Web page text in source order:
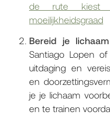
de rute kiest
moeilijkheidsgraad
Bereid je
Santiago Lopen
uitdaging en
en
je je lichaam
en te trainen